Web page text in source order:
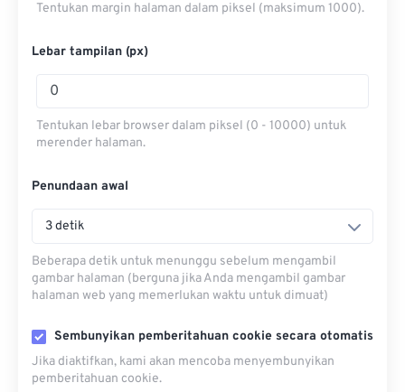
Tentukan margin halaman dalam piksel (maksimum 1000).
Lebar tampilan (px)
Tentukan lebar browser dalam piksel (0 - 10000) untuk
merender halaman.
Penundaan awal
3 detik
Beberapa detik untuk menunggu sebelum mengambil
gambar halaman (berguna jika Anda mengambil gambar
halaman web yang memerlukan waktu untuk dimuat)
Sembunyikan pemberitahuan cookie secara otomatis
Jika diaktifkan, kami akan mencoba menyembunyikan
pemberitahuan cookie.